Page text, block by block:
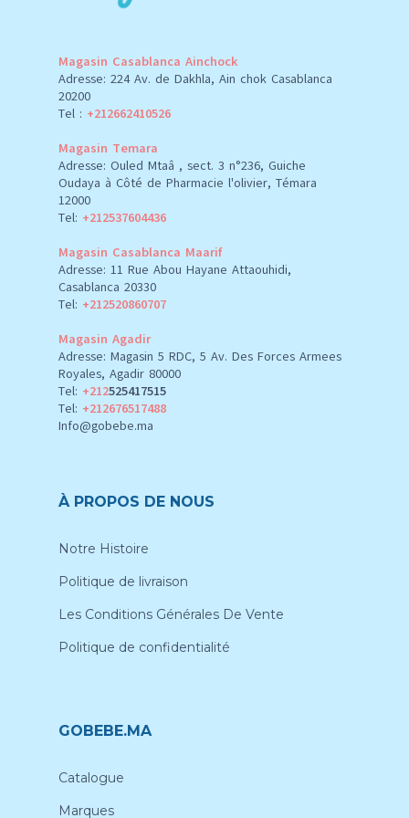
Magasin Casablanca Ainchock
Adresse: 224 Av. de Dakhla, Ain chok Casablanca
20200
Tel : +212662410526
Magasin Temara
Adresse: Ouled Mtaâ , sect. 3 n°236, Guiche
Oudaya à Côté de Pharmacie l'olivier, Témara
12000
Tel: +212537604436
Magasin Casablanca Maarif
Adresse: 11 Rue Abou Hayane Attaouhidi,
Casablanca 20330
Tel: +212520860707
Magasin Agadir
Adresse: Magasin 5 RDC, 5 Av. Des Forces Armees
Royales, Agadir 80000
Tel: +212525417515
Tel: +212676517488
Info@gobebe.ma
À PROPOS DE NOUS
Notre Histoire
Politique de livraison
Les Conditions Générales De Vente
Politique de confidentialité
GOBEBE.MA
Catalogue
Marques